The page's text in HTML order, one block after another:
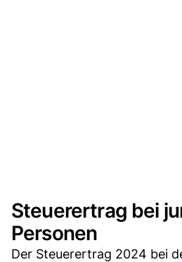
Steuerertrag bei
Personen
Der Steuerertrag 2024 bei